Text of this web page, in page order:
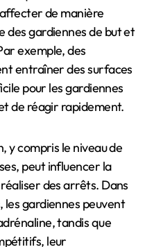
de manière
gardiennes de but et
exemple, des
entraîner des surfaces
pour les gardiennes
de réagir rapidement.
y compris le niveau de
peut influencer la
des arrêts. Dans
les gardiennes peuvent
tandis que
leur